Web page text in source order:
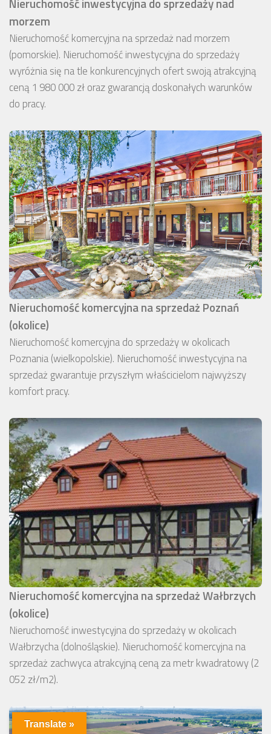
morzem
Nieruchomość komercyjna na sprzedaż nad morzem
(pomorskie). Nieruchomość inwestycyjna do sprzedaży
wyróżnia się na tle konkurencyjnych ofert swoją atrakcyjną
ceną 1 980 000 zł oraz gwarancją doskonałych warunków
do pracy.
Nieruchomość komercyjna na sprzedaż Poznań
(okolice)
Nieruchomość komercyjna do sprzedaży w okolicach
Poznania (wielkopolskie). Nieruchomość inwestycyjna na
sprzedaż gwarantuje przyszłym właścicielom najwyższy
komfort pracy.
Nieruchomość komercyjna na sprzedaż Wałbrzych
(okolice)
Nieruchomość inwestycyjna do sprzedaży w okolicach
Wałbrzycha (dolnośląskie). Nieruchomość komercyjna na
sprzedaż zachwyca atrakcyjną ceną za metr kwadratowy (2
052 zł/m2).
Translate »